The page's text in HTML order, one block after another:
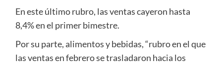
En este último rubro, las ventas cayeron hasta
8,4% en el primer bimestre.
Por su parte, alimentos y bebidas, “rubro en el que
las ventas en febrero se trasladaron hacia los